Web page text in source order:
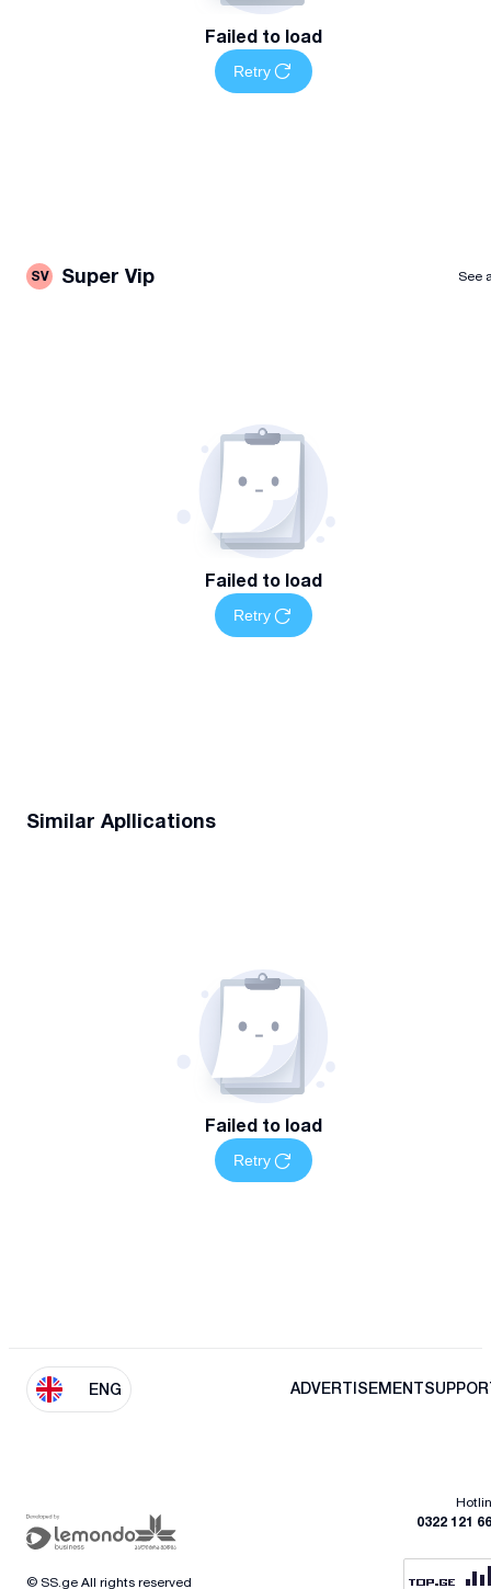
Failed to load
Retry
SV Super Vip See
Failed to load
Retry
Similar Apllications
Failed to load
Retry
ENG ADVERTISEMENT
0322 121
© SS.ge All rights reserved